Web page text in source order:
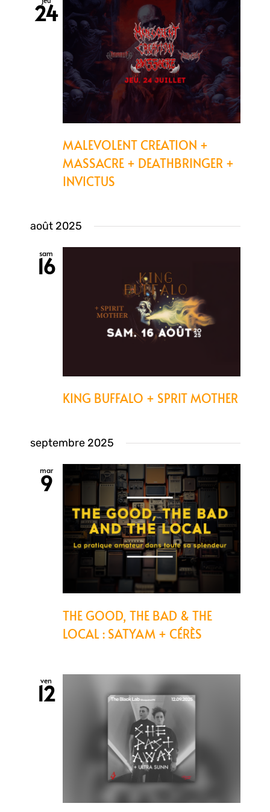
24
MALEVOLENT CREATION +
MASSACRE + DEATHBRINGER +
INVICTUS
août 2025
sam
16
KING BUFFALO + SPRIT MOTHER
septembre 2025
mar
9
THE GOOD, THE BAD & THE
LOCAL : SATYAM + CÉRÈS
ven
12